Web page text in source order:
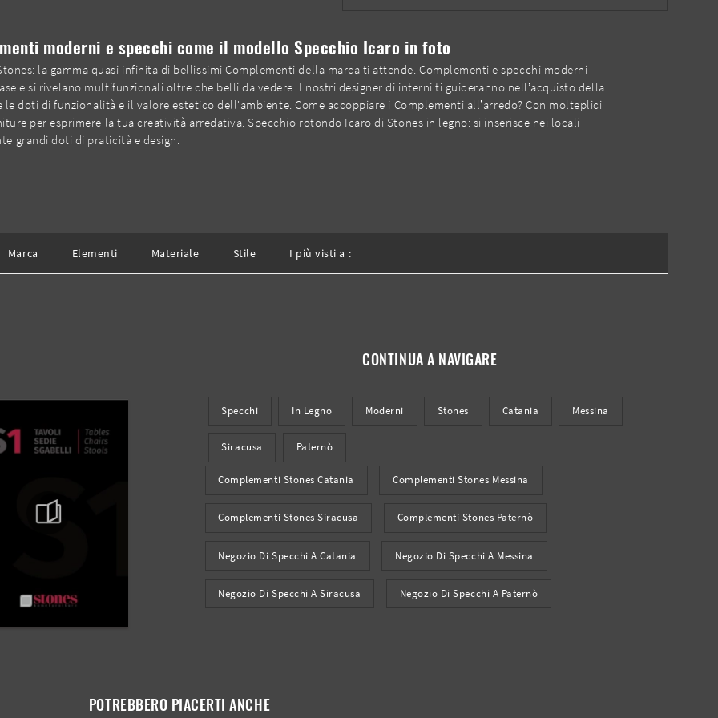
moderni e specchi come il modello Specchio Icaro in foto
la gamma quasi infinita di bellissimi Complementi della marca ti attende. Complementi e specchi moderni
e si rivelano multifunzionali oltre che belli da vedere. I nostri designer di interni ti guideranno nell’acquisto della
doti di funzionalità e il valore estetico dell'ambiente. Come accoppiare i Complementi all’arredo? Con molteplici
per esprimere la tua creatività arredativa. Specchio rotondo Icaro di Stones in legno: si inserisce nei locali
grandi doti di praticità e design.
Marca Elementi Materiale Stile I più visti a :
CONTINUA A NAVIGARE
Specchi In Legno Moderni Stones Catania Messina
Siracusa Paternò
Complementi Stones Catania Complementi Stones Messina
Complementi Stones Siracusa Complementi Stones Paternò
Negozio Di Specchi A Catania Negozio Di Specchi A Messina
Negozio Di Specchi A Siracusa Negozio Di Specchi A Paternò
POTREBBERO PIACERTI ANCHE